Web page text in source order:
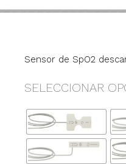
Sensor de SpO2
SELECCIONAR